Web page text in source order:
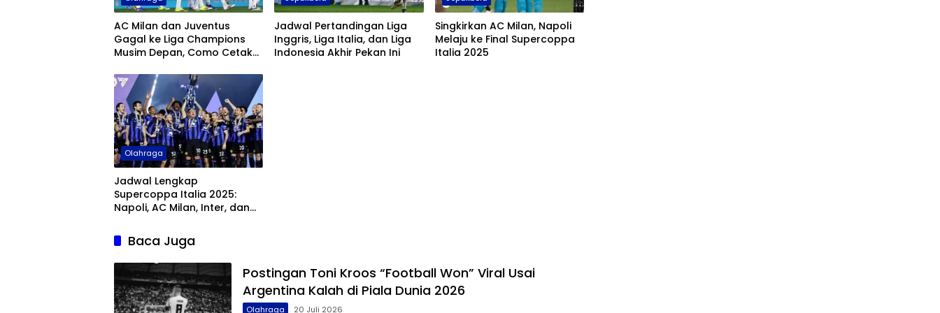
AC Milan dan Juventus
Gagal ke Liga Champions
Musim Depan, Como Cetak
Jadwal Pertandingan Liga
Inggris, Liga Italia, dan Liga
Indonesia Akhir Pekan Ini
Singkirkan AC Milan, Napoli
Melaju ke Final Supercoppa
Italia 2025
Olahraga
Jadwal Lengkap
Supercoppa Italia 2025:
Napoli, AC Milan, Inter, dan
Baca Juga
Postingan Toni Kroos “Football Won” Viral Usai
Argentina Kalah di Piala Dunia 2026
Olahraga 20 Juli 2026